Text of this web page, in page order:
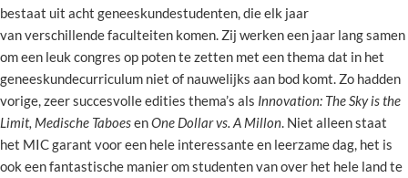
bestaat uit acht geneeskundestudenten, die elk jaar
van verschillende faculteiten komen. Zij werken een jaar lang samen
om een leuk congres op poten te zetten met een thema dat in het
geneeskundecurriculum niet of nauwelijks aan bod komt. Zo hadden
vorige, zeer succesvolle edities thema’s als Innovation: The Sky is the
Limit, Medische TaboesenOne Dollar vs. A Millon . Niet alleen staat
het MIC garant voor een hele interessante en leerzame dag, het is
ook een fantastische manier om studenten van over het hele land te